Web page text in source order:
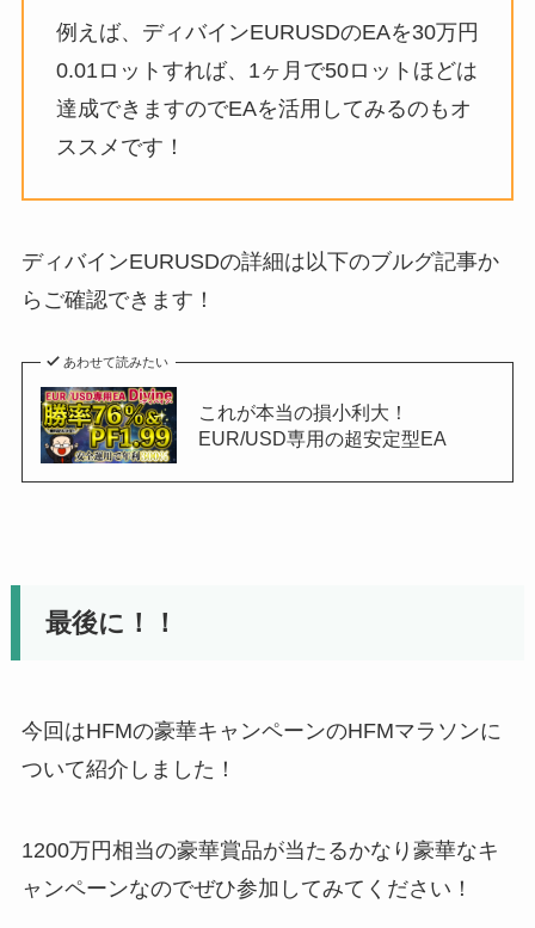
例えば、ディバインEURUSDのEAを30万円
0.01ロットすれば、1ヶ月で50ロットほどは
達成できますのでEAを活用してみるのもオ
ススメです！
ディバインEURUSDの詳細は以下のブルグ記事か
らご確認できます！
あわせて読みたい
これが本当の損小利大！
EUR/USD専用の超安定型EA
最後に！！
今回はHFMの豪華キャンペーンのHFMマラソンに
ついて紹介しました！
1200万円相当の豪華賞品が当たるかなり豪華なキ
ャンペーンなのでぜひ参加してみてください！